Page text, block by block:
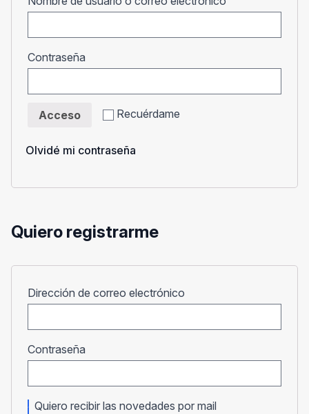
Contraseña
Recuérdame
Acceso
Olvidé mi contraseña
Quiero registrarme
Dirección de correo electrónico
Contraseña
Quiero recibir las novedades por mail